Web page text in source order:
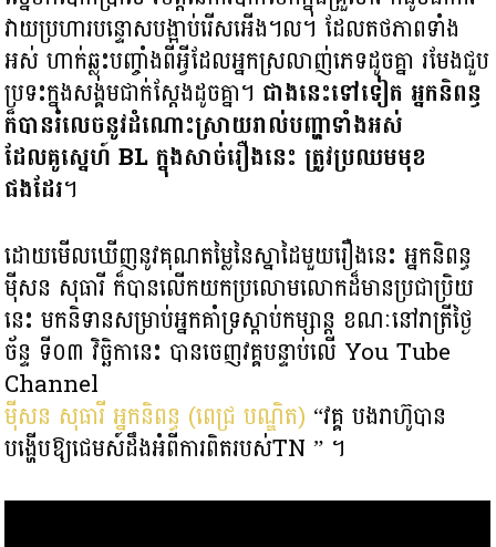
វាយប្រហារបន្ទោសបង្អាប់រើសអើង។ល។ ដែលតថភាពទាំង
អស់ ហាក់ឆ្លុះបញ្ចាំងពីអ្វីដែលអ្នកស្រលាញ់ភេទដូចគ្នា រមែងជួប
ប្រទះក្នុងសង្គមជាក់ស្តែងដូចគ្នា។ ជាងនេះទៅទៀត អ្នកនិពន្ធ
ក៏បានរំលេចនូវដំណោះស្រាយរាល់បញ្ហាទាំងអស់
ដែលគូស្នេហ៍ BL ក្នុងសាច់រឿងនេះ ត្រូវប្រឈមមុខ
ផងដែរ។
ដោយមើលឃើញនូវគុណតម្លៃនៃស្នាដៃមួយរឿងនេះ អ្នកនិពន្ធ
មុីសន សុធារី ក៏បានលើកយកប្រលោមលោកដ៏មានប្រជាប្រិយ
នេះ មកនិទានសម្រាប់អ្នកគាំទ្រស្តាប់កម្សាន្ត ខណៈនៅរាត្រីថ្ងៃ
ច័ន្ទ ទី០៣ វិច្ឆិកានេះ បានចេញវគ្គបន្ទាប់លើ You Tube
Channel
ម៉ីសន សុធារី អ្នកនិពន្ធ (ពេជ្រ បណ្ឌិត) “វគ្គ បងរាហ៊ូបាន
បង្ហើបឱ្យជេមស៍ដឹងអំពីការពិតរបស់TN ” ។